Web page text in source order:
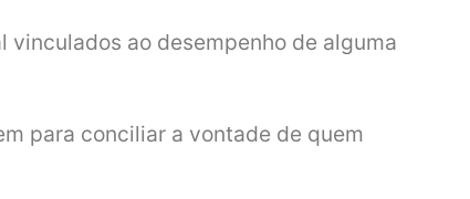
ao desempenho de alguma
para conciliar a vontade de quem